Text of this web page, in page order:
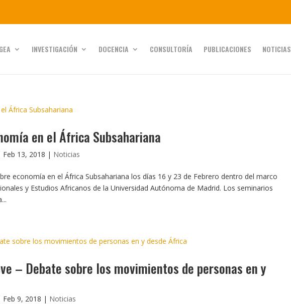
INVESTIGACIÓN DOCENCIA CONSULTORÍA PUBLICACIONES NOTICIAS
en el África Subsahariana
Feb 13, 2018 | Noticias
economía en el África Subsahariana los días 16 y 23 de Febrero dentro del marco
y Estudios Africanos de la Universidad Autónoma de Madrid. Los seminarios
– Debate sobre los movimientos de personas en y
Feb 9, 2018 | Noticias